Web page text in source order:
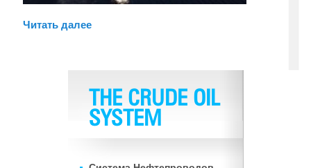
Читать далее
THE CRUDE OIL
SYSTEM